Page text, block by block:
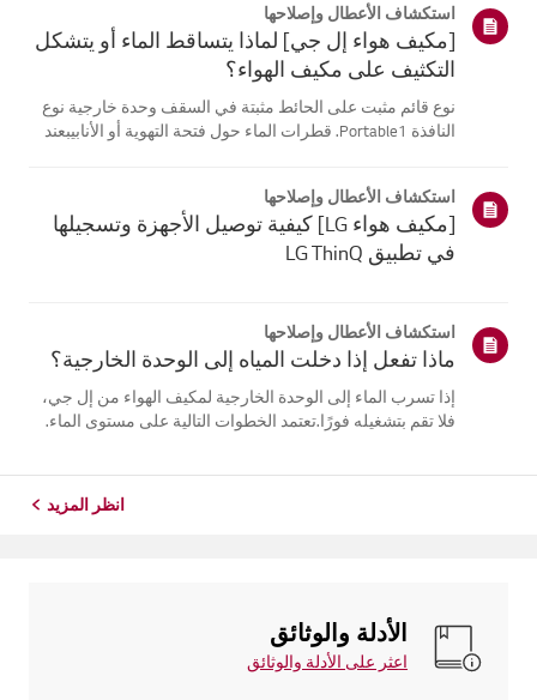
توصيلات المقابس الكهربائية. ...
استكشاف الأعطال وإصلاحها
[مكيف هواء إل جي] لماذا يتساقط الماء أو يتشكل
التكثيف على مكيف الهواء؟
نوع قائم مثبت على الحائط مثبتة في السقف وحدة خارجية نوع
النافذة Portable1. قطرات الماء حول فتحة التهوية أو الأنابيبعند
فيالغرفة...
استكشاف الأعطال وإصلاحها
[مكيف هواء LG] كيفية توصيل الأجهزة وتسجيلها
في تطبيق LG ThinQ
استكشاف الأعطال وإصلاحها
ماذا تفعل إذا دخلت المياه إلى الوحدة الخارجية؟
إذا تسرب الماء إلى الوحدة الخارجية لمكيف الهواء من إل جي،
فلا تقم بتشغيله فورًا.تعتمد الخطوات التالية على مستوى الماء.
انظر المزيد
الأدلة والوثائق
اعثر على الأدلة والوثائق